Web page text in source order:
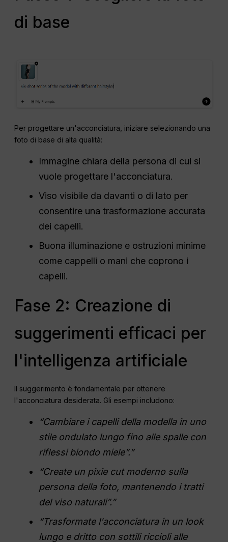
di base
Per progettare un'acconciatura, iniziare selezionando una
foto di base di alta qualità:
Immagine chiara della persona di cui si
vuole progettare l'acconciatura.
Viso visibile da davanti o di lato per
consentire una trasformazione accurata
dei capelli.
Buona illuminazione e ostruzioni minime
come cappelli o mani che coprono i
capelli.
Fase 2: Creazione di
suggerimenti efficaci per
l'intelligenza artificiale
Il suggerimento è fondamentale per ottenere
l'acconciatura desiderata. Gli esempi includono:
“Cambiare i capelli della modella in uno
stile ondulato lungo fino alle spalle con
riflessi biondo miele”.”
“Create un pixie cut moderno sulla
persona della foto, mantenendo i tratti
del viso naturali”.”
“Trasformate l'acconciatura in un look
lungo e dritto con sottili riccioli alle